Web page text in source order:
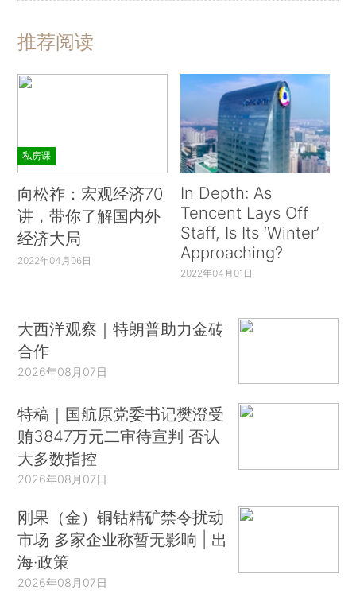
推荐阅读
私房课
向松祚：宏观经济70
讲，带你了解国内外
经济大局
2022年04月06日
In Depth: As
Tencent Lays Off
Staff, Is Its ‘Winter’
Approaching?
2022年04月01日
大西洋观察｜特朗普助力金砖
合作
2026年08月07日
特稿｜国航原党委书记樊澄受
贿3847万元二审待宣判 否认
大多数指控
2026年08月07日
刚果（金）铜钴精矿禁令扰动
市场 多家企业称暂无影响 | 出
海·政策
2026年08月07日